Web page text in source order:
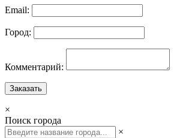
Email:
Город:
Комментарий:
Заказать
×
Поиск города
×